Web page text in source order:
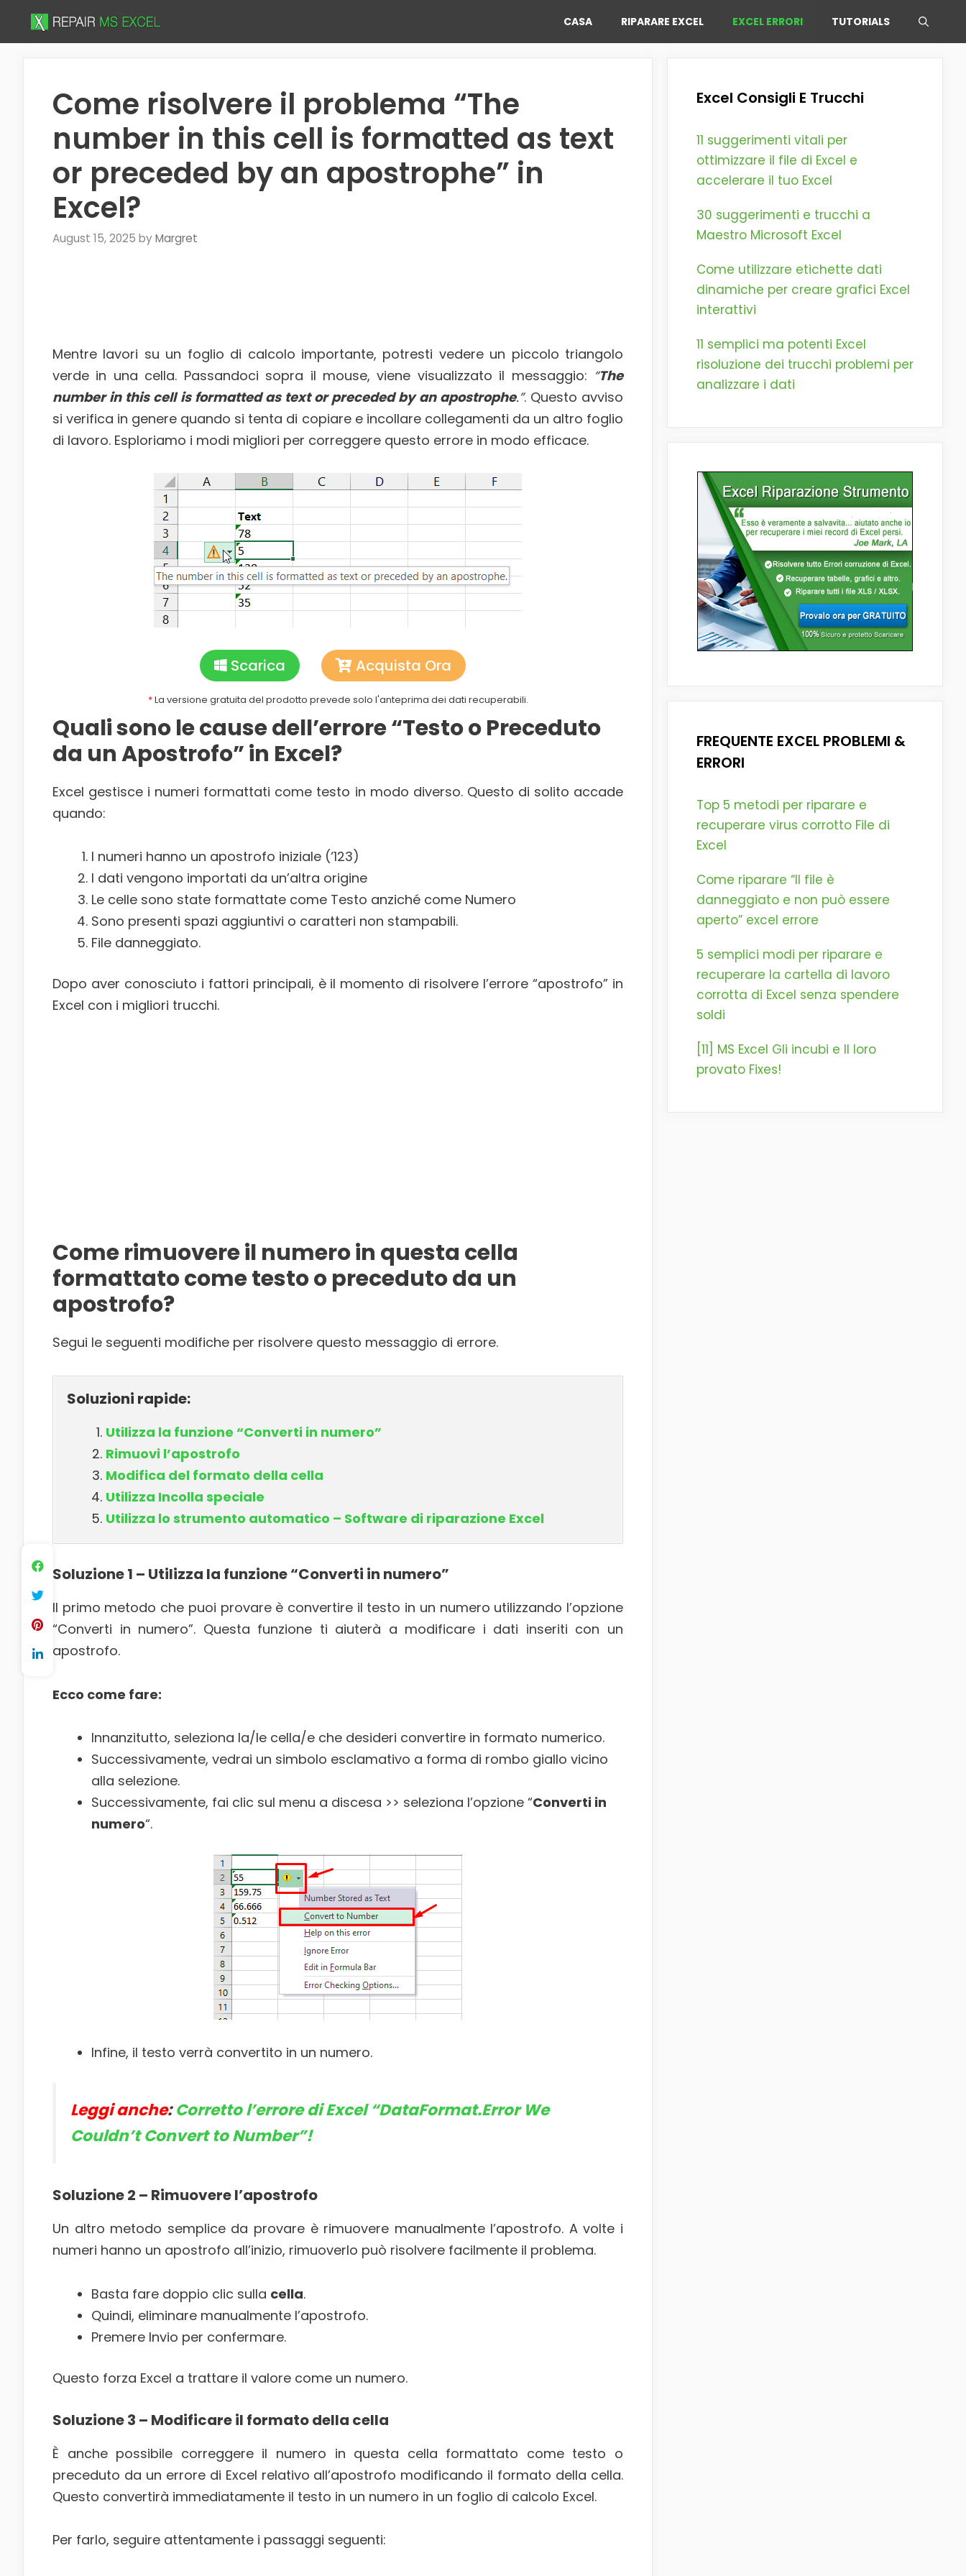
CASA RIPARARE EXCEL EXCEL ERRORI TUTORIALS
Come risolvere il problema “The
number in this cell is formatted as text
or preceded by an apostrophe” in
Excel?
August 15, 2025 by Margret
Mentre lavori su un foglio di calcolo importante, potresti vedere un piccolo triangolo
verde in una cella. Passandoci sopra il mouse, viene visualizzato il messaggio: “The
number in this cell is formatted as text or preceded by an apostrophe.”. Questo avviso
si verifica in genere quando si tenta di copiare e incollare collegamenti da un altro foglio
di lavoro. Esploriamo i modi migliori per correggere questo errore in modo efficace.
Scarica Acquista Ora
*La versione gratuita del prodotto prevede solo l'anteprima dei dati recuperabili.
Quali sono le cause dell’errore “Testo o Preceduto
da un Apostrofo” in Excel?
Excel gestisce i numeri formattati come testo in modo diverso. Questo di solito accade
quando:
I numeri hanno un apostrofo iniziale (‘123)
I dati vengono importati da un’altra origine
Le celle sono state formattate come Testo anziché come Numero
Sono presenti spazi aggiuntivi o caratteri non stampabili.
File danneggiato.
Dopo aver conosciuto i fattori principali, è il momento di risolvere l’errore “apostrofo” in
Excel con i migliori trucchi.
Come rimuovere il numero in questa cella
formattato come testo o preceduto da un
apostrofo?
Segui le seguenti modifiche per risolvere questo messaggio di errore.
Soluzioni rapide:
Utilizza la funzione “Converti in numero”
Rimuovi l’apostrofo
Modifica del formato della cella
Utilizza Incolla speciale
Utilizza lo strumento automatico – Software di riparazione Excel
Soluzione 1 – Utilizza la funzione “Converti in numero”
Il primo metodo che puoi provare è convertire il testo in un numero utilizzando l’opzione
“Converti in numero”. Questa funzione ti aiuterà a modificare i dati inseriti con un
apostrofo.
Ecco come fare:
Innanzitutto, seleziona la/le cella/e che desideri convertire in formato numerico.
Successivamente, vedrai un simbolo esclamativo a forma di rombo giallo vicino
alla selezione.
Successivamente, fai clic sul menu a discesa >> seleziona l’opzione “Converti in
numero“.
Infine, il testo verrà convertito in un numero.
Leggi anche:Corretto l’errore di Excel “DataFormat.Error We
Couldn’t Convert to Number”!
Soluzione 2 – Rimuovere l’apostrofo
Un altro metodo semplice da provare è rimuovere manualmente l’apostrofo. A volte i
numeri hanno un apostrofo all’inizio, rimuoverlo può risolvere facilmente il problema.
Basta fare doppio clic sulla cella.
Quindi, eliminare manualmente l’apostrofo.
Premere Invio per confermare.
Questo forza Excel a trattare il valore come un numero.
Soluzione 3 – Modificare il formato della cella
È anche possibile correggere il numero in questa cella formattato come testo o
preceduto da un errore di Excel relativo all’apostrofo modificando il formato della cella.
Questo convertirà immediatamente il testo in un numero in un foglio di calcolo Excel.
Per farlo, seguire attentamente i passaggi seguenti:
Excel Consigli E Trucchi
11 suggerimenti vitali per
ottimizzare il file di Excel e
accelerare il tuo Excel
30 suggerimenti e trucchi a
Maestro Microsoft Excel
Come utilizzare etichette dati
dinamiche per creare grafici Excel
interattivi
11 semplici ma potenti Excel
risoluzione dei trucchi problemi per
analizzare i dati
FREQUENTE EXCEL PROBLEMI &
ERRORI
Top 5 metodi per riparare e
recuperare virus corrotto File di
Excel
Come riparare “Il file è
danneggiato e non può essere
aperto” excel errore
5 semplici modi per riparare e
recuperare la cartella di lavoro
corrotta di Excel senza spendere
soldi
[11] MS Excel Gli incubi e Il loro
provato Fixes!